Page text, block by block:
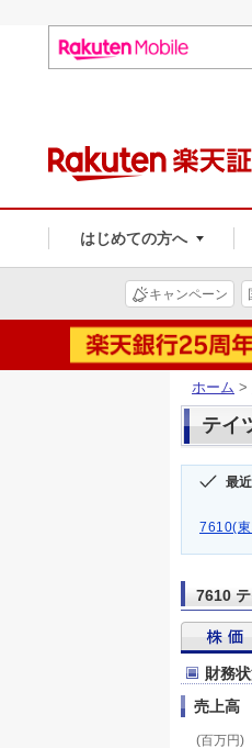
はじめての方へ
キャンペーン
ホーム >
テイ
最
7610(
7610